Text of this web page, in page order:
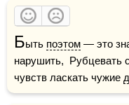
Быть поэтом — это
нарушить,  Рубцевать
чувств ласкать чужие